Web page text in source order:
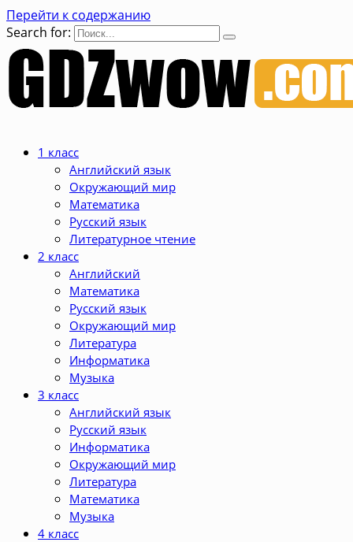
Перейти к содержанию
Search for:
1 класс
Английский язык
Окружающий мир
Математика
Русский язык
Литературное чтение
2 класс
Английский
Математика
Русский язык
Окружающий мир
Литература
Информатика
Музыка
3 класс
Английский язык
Русский язык
Информатика
Окружающий мир
Литература
Математика
Музыка
4 класс